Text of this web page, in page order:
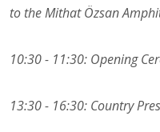
to the Mithat Özsan
10:30 - 11:30: Opening
13:30 - 16:30: Country